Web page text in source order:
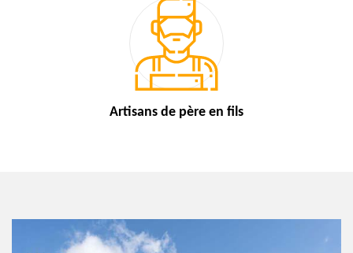
Artisans de père en fils